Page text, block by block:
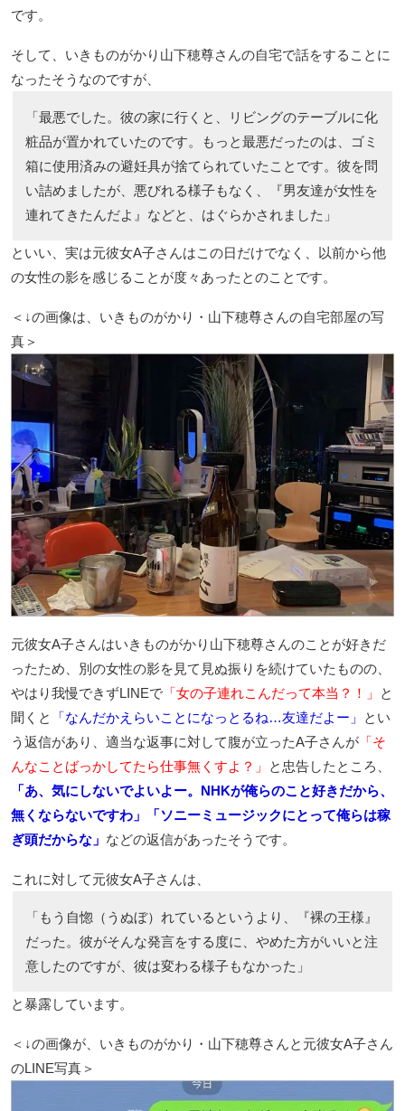
です。
そして、いきものがかり山下穂尊さんの自宅で話をすることに
なったそうなのですが、
「最悪でした。彼の家に行くと、リビングのテーブルに化
粧品が置かれていたのです。もっと最悪だったのは、ゴミ
箱に使用済みの避妊具が捨てられていたことです。彼を問
い詰めましたが、悪びれる様子もなく、『男友達が女性を
連れてきたんだよ』などと、はぐらかされました」
といい、実は元彼女A子さんはこの日だけでなく、以前から他
の女性の影を感じることが度々あったとのことです。
＜↓の画像は、いきものがかり・山下穂尊さんの自宅部屋の写
真＞
元彼女A子さんはいきものがかり山下穂尊さんのことが好きだ
ったため、別の女性の影を見て見ぬ振りを続けていたものの、
やはり我慢できずLINEで 「女の子連れこんだって本当？！」
と
聞くと
「なんだかえらいことになっとるね…友達だよー」
とい
う返信があり、適当な返事に対して腹が立ったA子さんが 「そ
んなことばっかしてたら仕事無くすよ？」
と忠告したところ、
「あ、気にしないでよいよー。NHKが俺らのこと好きだから、
無くならないですわ」「ソニーミュージックにとって俺らは稼
ぎ頭だからな」 などの返信があったそうです。
これに対して元彼女A子さんは、
「もう自惚（うぬぼ）れているというより、『裸の王様』
だった。彼がそんな発言をする度に、やめた方がいいと注
意したのですが、彼は変わる様子もなかった」
と暴露しています。
＜↓の画像が、いきものがかり・山下穂尊さんと元彼女A子さん
のLINE写真＞